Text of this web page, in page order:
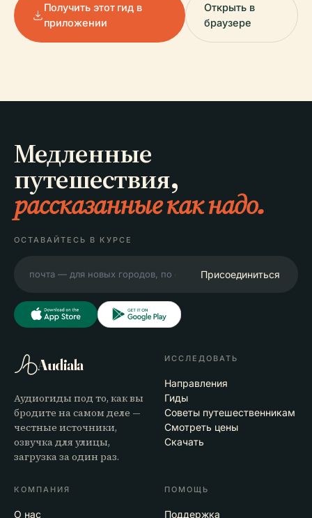
Получить этот гид в
приложении
Открыть в
браузере
Медленные
путешествия,
рассказанные как надо.
ОСТАВАЙТЕСЬ В КУРСЕ
Присоединиться
Audiala
Аудиогиды под то, как вы
бродите на самом деле —
честные источники,
озвучка для улицы,
загрузка за один раз.
ИССЛЕДОВАТЬ
Направления
Гиды
Советы путешественникам
Смотреть цены
Скачать
КОМПАНИЯ
О нас
ПОМОЩЬ
Поддержка